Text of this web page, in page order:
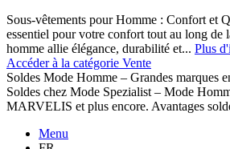
Sous-vêtements pour Homme : Confort et
essentiel pour votre confort tout au long de
homme allie élégance, durabilité et... Plus
Accéder à la catégorie Vente
Soldes Mode Homme – Grandes marques
Soldes chez Mode Spezialist – Mode
MARVELIS et plus encore. Avantages
Menu